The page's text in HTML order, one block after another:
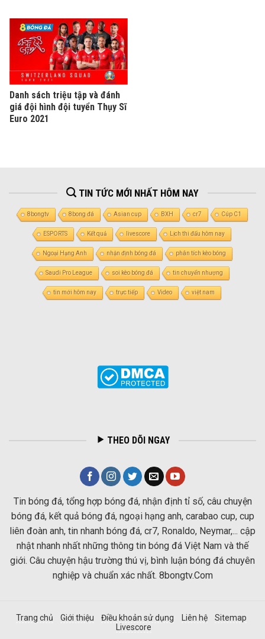
Danh sách triệu tập và đánh
giá đội hình đội tuyển Thụy Sĩ
Euro 2021
TIN TỨC MỚI NHẤT HÔM NAY
8bongtv 8bong đá Asian cup BXH cr7 Cúp C1
ESPORTS Kết quả livescore Lịch thi đấu hôm nay
Ngoại Hạng Anh nhận định bóng đá phân tích kèo bóng
Saudi Pro League soi kèo bóng đá tin chuyển nhượng
tin mới hôm nay trực tiếp Video việt nam
THEO DÕI NGAY
Tin bóng đá, tổng hợp bóng đá, nhận định tỉ số, câu chuyện
bóng đá, kết quả bóng đá, ngoại hạng anh, carabao cup, cup
liên đoàn anh, tin nhanh bóng đá, cr7, Ronaldo, Neymar,... cập
nhật nhanh nhất những thông tin bóng đá Việt Nam và thế
giới. Câu chuyện hậu trường thú vị, bình luận bóng đá chuyên
nghiệp và chuẩn xác nhất. 8bongtv.Com
Trang chủ Giới thiệu Điều khoản sử dụng Liên hệ
Sitemap
Livescore